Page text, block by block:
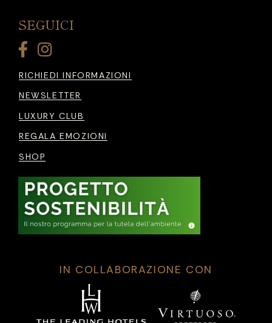
SEGUICI
RICHIEDI INFORMAZIONI
NEWSLETTER
LUXURY CLUB
REGALA EMOZIONI
SHOP
IN COLLABORAZIONE CON